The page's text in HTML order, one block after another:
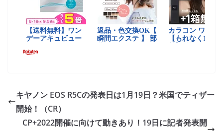
キヤノン EOS R5Cの発表日は1月19日？米国でティザー
開始！（CR）
CP+2022開催に向けて動きあり！19日に記者発表開